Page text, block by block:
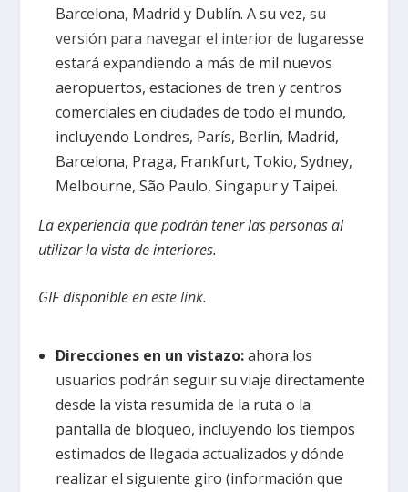
Barcelona, Madrid y Dublín. A su vez, su
versión para navegar el interior de lugaresse
estará expandiendo a más de mil nuevos
aeropuertos, estaciones de tren y centros
comerciales en ciudades de todo el mundo,
incluyendo Londres, París, Berlín, Madrid,
Barcelona, Praga, Frankfurt, Tokio, Sydney,
Melbourne, São Paulo, Singapur y Taipei.
La experiencia que podrán tener las personas al
utilizar la vista de interiores.
GIF disponibleen este link.
Direcciones en un vistazo:ahora los
usuarios podrán seguir su viaje directamente
desde la vista resumida de la ruta o la
pantalla de bloqueo, incluyendo los tiempos
estimados de llegada actualizados y dónde
realizar el siguiente giro (información que